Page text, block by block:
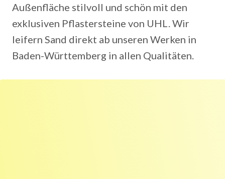
Außenfläche stilvoll und schön mit den
exklusiven Pflastersteine von UHL. Wir
leifern Sand direkt ab unseren Werken in
Baden-Württemberg in allen Qualitäten.